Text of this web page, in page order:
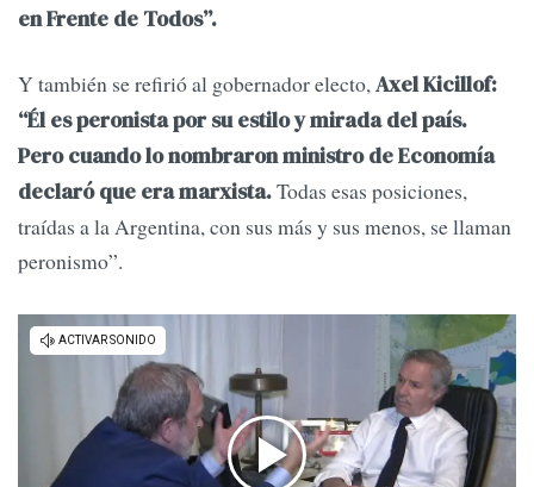
en Frente de Todos”.
Y también se refirió al gobernador electo, Axel Kicillof:
“Él es peronista por su estilo y mirada del país.
Pero cuando lo nombraron ministro de Economía
declaró que era marxista.Todas esas posiciones,
traídas a la Argentina, con sus más y sus menos, se llaman
peronismo”.